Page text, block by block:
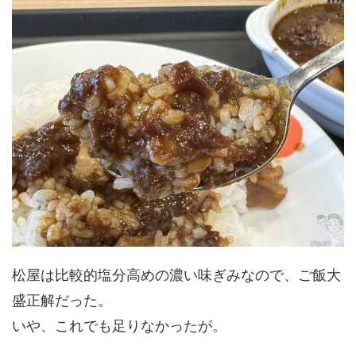
松屋は比較的塩分高めの濃い味ぎみなので、ご飯大
盛正解だった。
いや、これでも足りなかったが。